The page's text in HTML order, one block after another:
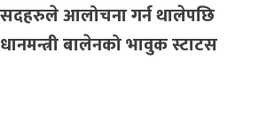
आलोचना गर्न थालेपछि
बालेनको भावुक स्टाटस